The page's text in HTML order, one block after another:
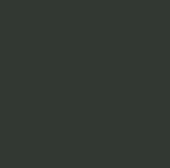
und sorgt dafür,
die ein
ausgewogenen